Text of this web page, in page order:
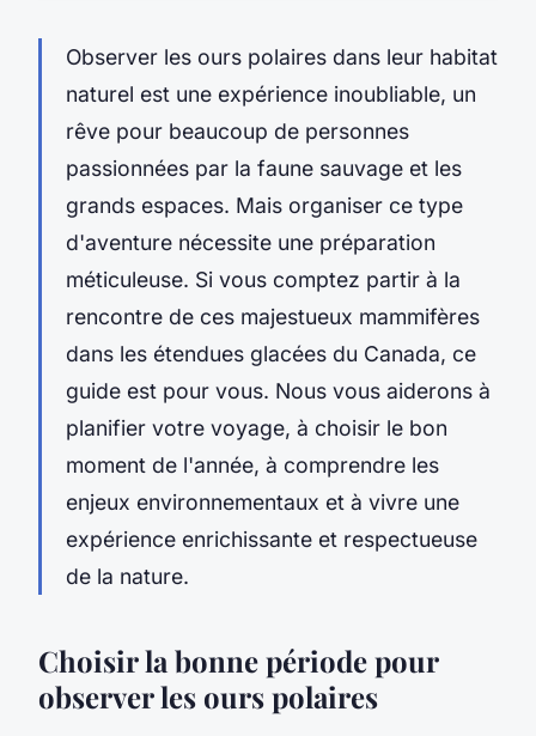
Observer les ours polaires dans leur habitat
naturel est une expérience inoubliable, un
rêve pour beaucoup de personnes
passionnées par la faune sauvage et les
grands espaces. Mais organiser ce type
d'aventure nécessite une préparation
méticuleuse. Si vous comptez partir à la
rencontre de ces majestueux mammifères
dans les étendues glacées du Canada, ce
guide est pour vous. Nous vous aiderons à
planifier votre voyage, à choisir le bon
moment de l'année, à comprendre les
enjeux environnementaux et à vivre une
expérience enrichissante et respectueuse
de la nature.
Choisir la bonne période pour
observer les ours polaires